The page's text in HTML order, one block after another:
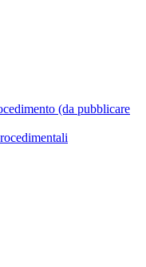
(da pubblicare